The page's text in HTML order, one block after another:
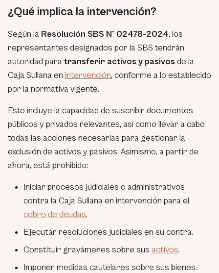
¿Qué implica la intervención?
Según la Resolución SBS N° 02478-2024, los
representantes designados por la SBS tendrán
autoridad para transferir activos y pasivos de la
Caja Sullana en intervención, conforme a lo establecido
por la normativa vigente.
Esto incluye la capacidad de suscribir documentos
públicos y privados relevantes, así como llevar a cabo
todas las acciones necesarias para gestionar la
exclusión de activos y pasivos. Asimismo, a partir de
ahora, está prohibido:
Iniciar procesos judiciales o administrativos
contra la Caja Sullana en intervención para el
cobro de deudas.
Ejecutar resoluciones judiciales en su contra.
Constituir gravámenes sobre sus activos.
Imponer medidas cautelares sobre sus bienes.